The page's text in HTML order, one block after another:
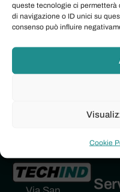
queste tecnologie ci
di navigazione o ID unici su
consenso può influire
Cookie
Iperammortamento
Investimenti Aziendali
per gli investimenti; non
territoriali. Ad
dell’Economia, Maurizio
iperammortamento –